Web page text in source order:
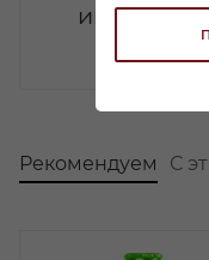
Рекомендуем С